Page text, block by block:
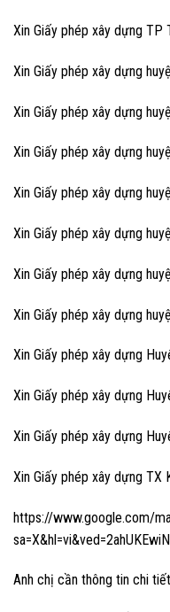
Xin Giấy phép xây dựng TP
Xin Giấy phép xây dựng
Xin Giấy phép xây dựng
Xin Giấy phép xây dựng
Xin Giấy phép xây dựng
Xin Giấy phép xây dựng
Xin Giấy phép xây dựng
Xin Giấy phép xây dựng
Xin Giấy phép xây dựng
Xin Giấy phép xây dựng
Xin Giấy phép xây dựng
Xin Giấy phép xây dựng TX
https://www.google.com/
Anh chị cần thông tin chi